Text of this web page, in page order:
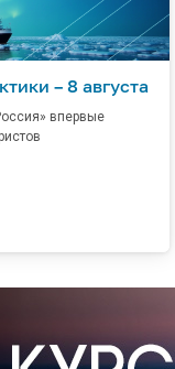
– 8 августа
впервые